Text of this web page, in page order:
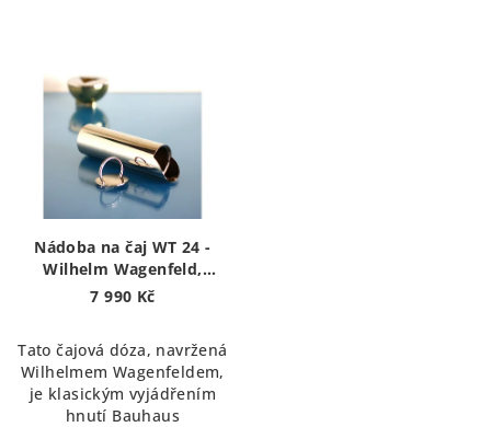
Nádoba na čaj WT 24 -
Wilhelm Wagenfeld,
Bauhaus | Tea box
7 990 Kč
Tato čajová dóza, navržená
Wilhelmem Wagenfeldem,
je klasickým vyjádřením
hnutí Bauhaus